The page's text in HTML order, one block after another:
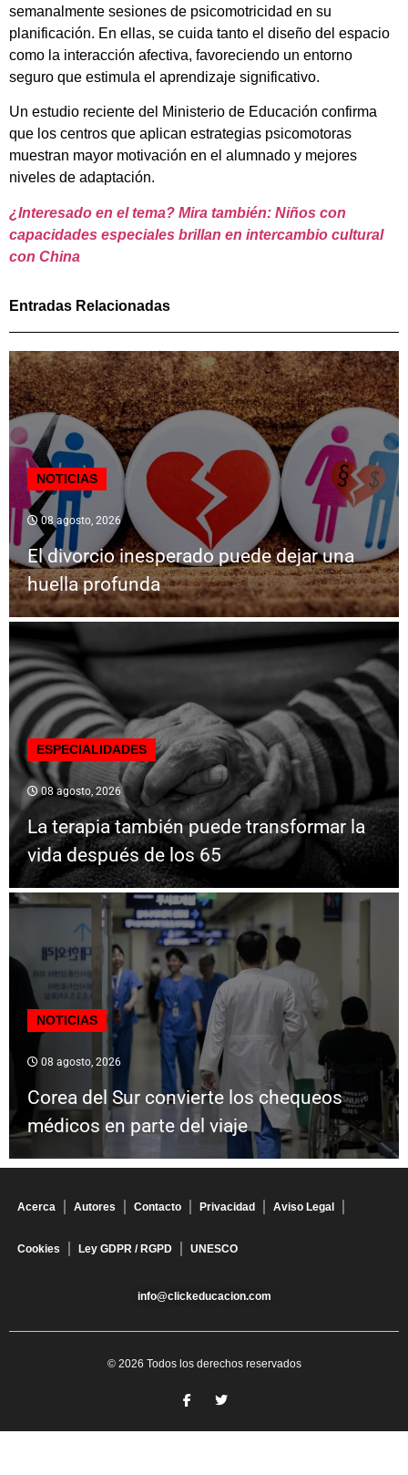
semanalmente sesiones de psicomotricidad en su
planificación. En ellas, se cuida tanto el diseño del espacio
como la interacción afectiva, favoreciendo un entorno
seguro que estimula el aprendizaje significativo.
Un estudio reciente del Ministerio de Educación confirma
que los centros que aplican estrategias psicomotoras
muestran mayor motivación en el alumnado y mejores
niveles de adaptación.
¿Interesado en el tema? Mira también: Niños con
capacidades especiales brillan en intercambio cultural
con China
Entradas Relacionadas
NOTICIAS
08 agosto, 2026
El divorcio inesperado puede dejar una
huella profunda
ESPECIALIDADES
08 agosto, 2026
La terapia también puede transformar la
vida después de los 65
NOTICIAS
08 agosto, 2026
Corea del Sur convierte los chequeos
médicos en parte del viaje
Acerca Autores Contacto Privacidad Aviso Legal
Cookies Ley GDPR / RGPD UNESCO
info@clickeducacion.com
© 2026 Todos los derechos reservados